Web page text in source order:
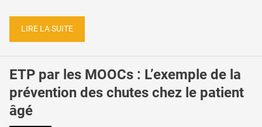
LIRE LA SUITE
ETP par les MOOCs : L’exemple de la
prévention des chutes chez le patient
âgé